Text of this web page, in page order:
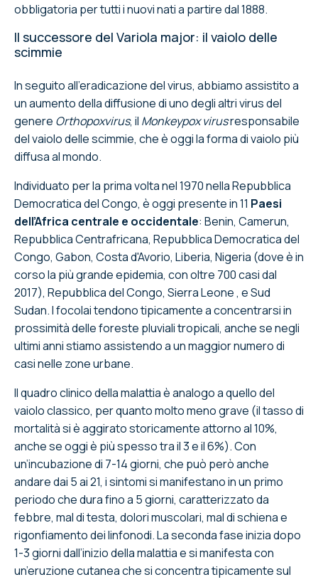
obbligatoria per tutti i nuovi nati a partire dal 1888.
Il successore del Variola major: il vaiolo delle
scimmie
In seguito all’eradicazione del virus, abbiamo assistito a
un aumento della diffusione di uno degli altri virus del
genere Orthopoxvirus, il Monkeypox virusresponsabile
del vaiolo delle scimmie, che è oggi la forma di vaiolo più
diffusa al mondo.
Individuato per la prima volta nel 1970 nella Repubblica
Democratica del Congo, è oggi presente in 11 Paesi
dell’Africa centrale e occidentale: Benin, Camerun,
Repubblica Centrafricana, Repubblica Democratica del
Congo, Gabon, Costa d'Avorio, Liberia, Nigeria (dove è in
corso la più grande epidemia, con oltre 700 casi dal
2017), Repubblica del Congo, Sierra Leone , e Sud
Sudan. I focolai tendono tipicamente a concentrarsi in
prossimità delle foreste pluviali tropicali, anche se negli
ultimi anni stiamo assistendo a un maggior numero di
casi nelle zone urbane.
Il quadro clinico della malattia è analogo a quello del
vaiolo classico, per quanto molto meno grave (il tasso di
mortalità si è aggirato storicamente attorno al 10%,
anche se oggi è più spesso tra il 3 e il 6%). Con
un’incubazione di 7-14 giorni, che può però anche
andare dai 5 ai 21, i sintomi si manifestano in un primo
periodo che dura fino a 5 giorni, caratterizzato da
febbre, mal di testa, dolori muscolari, mal di schiena e
rigonfiamento dei linfonodi. La seconda fase inizia dopo
1-3 giorni dall’inizio della malattia e si manifesta con
un’eruzione cutanea che si concentra tipicamente sul